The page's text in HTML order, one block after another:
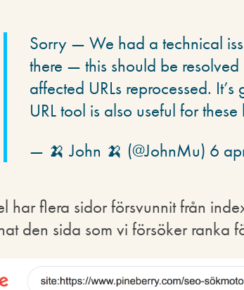
Sorry — We had a technical
there — this should be
affected URLs reprocessed.
URL tool is also useful for
— 🍌 John 🍌 (@JohnMu) 6
har flera sidor försvunnit från
den sida som vi försöker ranka